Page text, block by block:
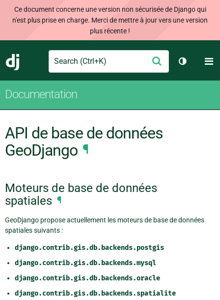
Ce document concerne une version non sécurisée de Django qui
n'est plus prise en charge. Merci de mettre à jour vers une version
plus récente !
Django
Search Envoyer
Changer
Documentation
API de base de données
GeoDjango ¶
Moteurs de base de données
spatiales ¶
GeoDjango propose actuellement les moteurs de base de données
spatiales suivants :
django.contrib.gis.db.backends.postgis
django.contrib.gis.db.backends.mysql
django.contrib.gis.db.backends.oracle
django.contrib.gis.db.backends.spatialite